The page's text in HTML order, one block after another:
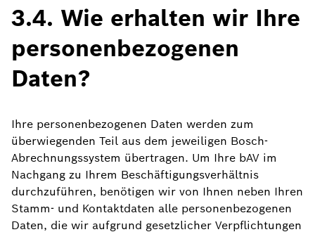
3.4. Wie erhalten wir Ihre
personenbezogenen
Daten?
Ihre personenbezogenen Daten werden zum
überwiegenden Teil aus dem jeweiligen Bosch-
Abrechnungssystem übertragen. Um Ihre bAV im
Nachgang zu Ihrem Beschäftigungsverhältnis
durchzuführen, benötigen wir von Ihnen neben Ihren
Stamm- und Kontaktdaten alle personenbezogenen
Daten, die wir aufgrund gesetzlicher Verpflichtungen